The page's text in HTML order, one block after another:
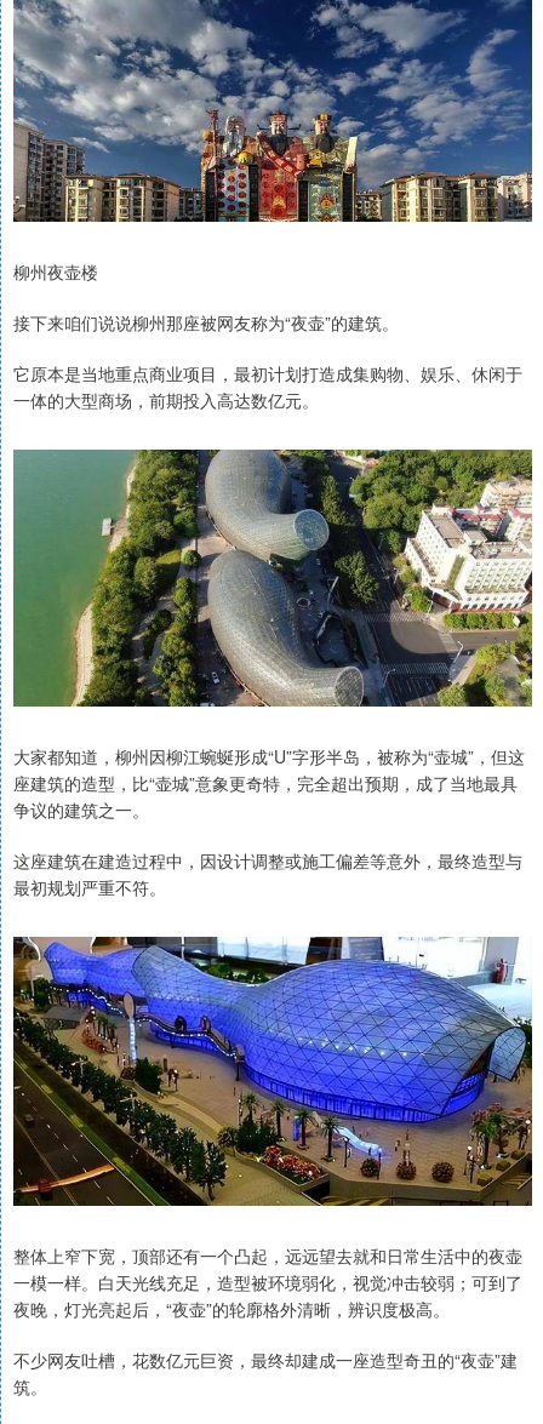
柳州夜壶楼
接下来咱们说说柳州那座被网友称为“夜壶”的建筑。
它原本是当地重点商业项目，最初计划打造成集购物、娱乐、休闲于
一体的大型商场，前期投入高达数亿元。
大家都知道，柳州因柳江蜿蜒形成“U”字形半岛，被称为“壶城”，但这
座建筑的造型，比“壶城”意象更奇特，完全超出预期，成了当地最具
争议的建筑之一。
这座建筑在建造过程中，因设计调整或施工偏差等意外，最终造型与
最初规划严重不符。
整体上窄下宽，顶部还有一个凸起，远远望去就和日常生活中的夜壶
一模一样。白天光线充足，造型被环境弱化，视觉冲击较弱；可到了
夜晚，灯光亮起后，“夜壶”的轮廓格外清晰，辨识度极高。
不少网友吐槽，花数亿元巨资，最终却建成一座造型奇丑的“夜壶”建
筑。